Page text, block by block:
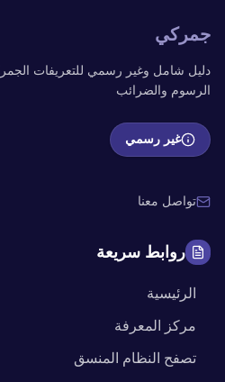
جمركي
دليل شامل وغير رسمي للتعريفات
الرسوم والضرائب
غير رسمي
تواصل معنا
روابط سريعة
الرئيسية
مركز المعرفة
تصفح النظام المنسق